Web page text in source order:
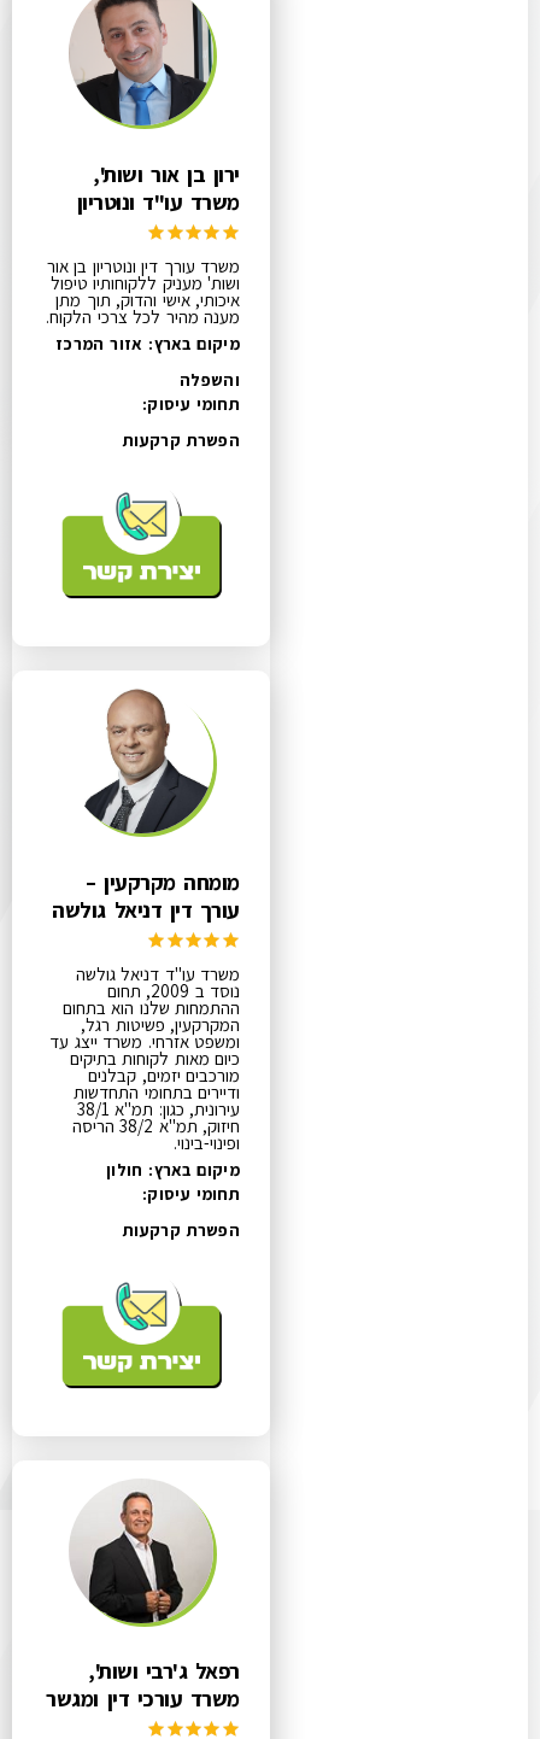
ירון בן אור ושות',
משרד עו"ד ונוטריון
משרד עורך דין ונוטריון בן אור
ושות' מעניק ללקוחותיו טיפול
איכותי, אישי והדוק, תוך מתן
מענה מהיר לכל צרכי הלקוח.
מיקום בארץ: אזור המרכז
והשפלה
תחומי עיסוק:
הפשרת קרקעות
מומחה מקרקעין –
עורך דין דניאל גולשה
משרד עו"ד דניאל גולשה
נוסד ב 2009, תחום
ההתמחות שלנו הוא בתחום
המקרקעין, פשיטות רגל,
ומשפט אזרחי. משרד ייצג עד
כיום מאות לקוחות בתיקים
מורכבים יזמים, קבלנים
ודיירים בתחומי התחדשות
עירונית, כגון: תמ"א 38/1
חיזוק, תמ"א 38/2 הריסה
ופינוי-בינוי.
מיקום בארץ: חולון
תחומי עיסוק:
הפשרת קרקעות
רפאל ג'רבי ושות',
משרד עורכי דין ומגשר